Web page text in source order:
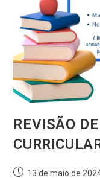
REVISÃO
13 de maio de